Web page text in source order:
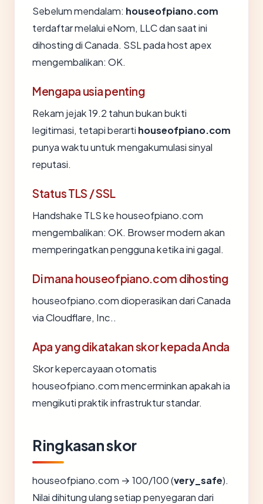
Sebelum mendalam: houseofpiano.com
terdaftar melalui eNom, LLC dan saat ini
dihosting di Canada. SSL pada host apex
mengembalikan: OK.
Mengapa usia penting
Rekam jejak 19.2 tahun bukan bukti
legitimasi, tetapi berarti houseofpiano.com
punya waktu untuk mengakumulasi sinyal
reputasi.
Status TLS / SSL
Handshake TLS ke houseofpiano.com
mengembalikan: OK. Browser modern akan
memperingatkan pengguna ketika ini gagal.
Di mana houseofpiano.com dihosting
houseofpiano.com dioperasikan dari Canada
via Cloudflare, Inc..
Apa yang dikatakan skor kepada Anda
Skor kepercayaan otomatis
houseofpiano.com mencerminkan apakah ia
mengikuti praktik infrastruktur standar.
Ringkasan skor
houseofpiano.com → 100/100 (very_safe).
Nilai dihitung ulang setiap penyegaran dari